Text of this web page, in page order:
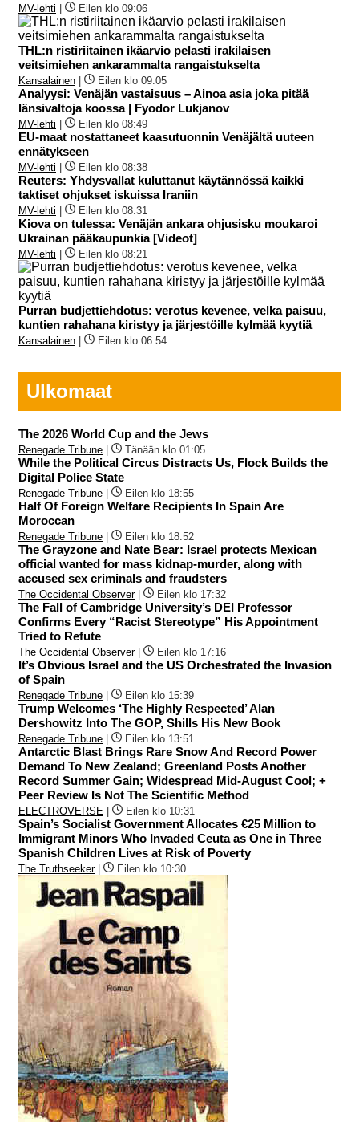
MV-lehti | Eilen klo 09:06
THL:n ristiriitainen ikäarvio pelasti irakilaisen
veitsimiehen ankarammalta rangaistukselta
Kansalainen | Eilen klo 09:05
Analyysi: Venäjän vastaisuus – Ainoa asia joka pitää
länsivaltoja koossa | Fyodor Lukjanov
MV-lehti | Eilen klo 08:49
EU-maat nostattaneet kaasutuonnin Venäjältä uuteen
ennätykseen
MV-lehti | Eilen klo 08:38
Reuters: Yhdysvallat kuluttanut käytännössä kaikki
taktiset ohjukset iskuissa Iraniin
MV-lehti | Eilen klo 08:31
Kiova on tulessa: Venäjän ankara ohjusisku moukaroi
Ukrainan pääkaupunkia [Videot]
MV-lehti | Eilen klo 08:21
Purran budjettiehdotus: verotus kevenee, velka paisuu,
kuntien rahahana kiristyy ja järjestöille kylmää kyytiä
Kansalainen | Eilen klo 06:54
Ulkomaat
The 2026 World Cup and the Jews
Renegade Tribune | Tänään klo 01:05
While the Political Circus Distracts Us, Flock Builds the
Digital Police State
Renegade Tribune | Eilen klo 18:55
Half Of Foreign Welfare Recipients In Spain Are
Moroccan
Renegade Tribune | Eilen klo 18:52
The Grayzone and Nate Bear: Israel protects Mexican
official wanted for mass kidnap-murder, along with
accused sex criminals and fraudsters
The Occidental Observer| Eilen klo 17:32
The Fall of Cambridge University’s DEI Professor
Confirms Every “Racist Stereotype” His Appointment
Tried to Refute
The Occidental Observer| Eilen klo 17:16
It’s Obvious Israel and the US Orchestrated the Invasion
of Spain
Renegade Tribune | Eilen klo 15:39
Trump Welcomes ‘The Highly Respected’ Alan
Dershowitz Into The GOP, Shills His New Book
Renegade Tribune | Eilen klo 13:51
Antarctic Blast Brings Rare Snow And Record Power
Demand To New Zealand; Greenland Posts Another
Record Summer Gain; Widespread Mid-August Cool; +
Peer Review Is Not The Scientific Method
ELECTROVERSE | Eilen klo 10:31
Spain’s Socialist Government Allocates €25 Million to
Immigrant Minors Who Invaded Ceuta as One in Three
Spanish Children Lives at Risk of Poverty
The Truthseeker| Eilen klo 10:30